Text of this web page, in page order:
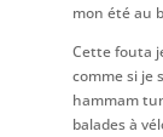
mon été au
Cette fouta
comme si je
hammam
balades à